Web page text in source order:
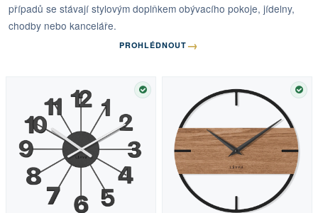
případů se stávají stylovým doplňkem obývacího pokoje, jídelny,
chodby nebo kanceláře.
PROHLÉDNOUT →
SKLADEM